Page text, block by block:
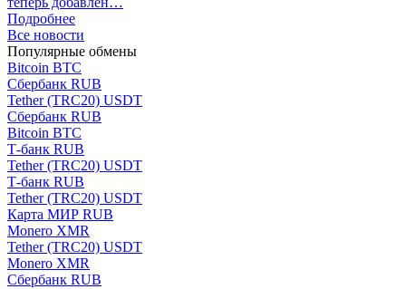
Подробнее
Все новости
Популярные обмены
Bitcoin BTC
Сбербанк RUB
Tether (TRC20) USDT
Сбербанк RUB
Bitcoin BTC
Т-банк RUB
Tether (TRC20) USDT
Т-банк RUB
Tether (TRC20) USDT
Карта МИР RUB
Monero XMR
Tether (TRC20) USDT
Monero XMR
Сбербанк RUB